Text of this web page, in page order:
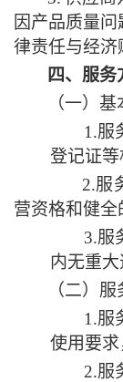
因产品质量
律责任与经济
四、服务
（一）
1.服
登记证等
2.服
营资格和健全
3.服
内无重大
（二）
1.服
使用要求
2.服